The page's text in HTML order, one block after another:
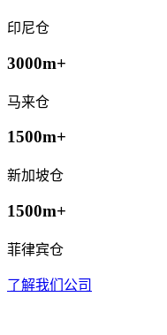
印尼仓
3000m+
马来仓
1500m+
新加坡仓
1500m+
菲律宾仓
了解我们公司